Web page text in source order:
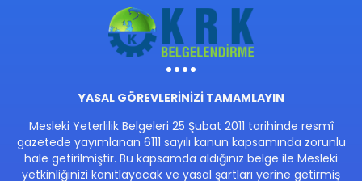
YASAL GÖREVLERİNİZİ TAMAMLAYIN
Mesleki Yeterlilik Belgeleri 25 Şubat 2011 tarihinde resmî
gazetede yayımlanan 6111 sayılı kanun kapsamında zorunlu
hale getirilmiştir. Bu kapsamda aldığınız belge ile Mesleki
yetkinliğinizi kanıtlayacak ve yasal şartları yerine getirmiş